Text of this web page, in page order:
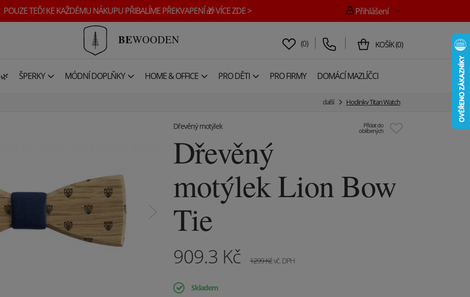
POUZE TEĎ! KE KAŽDÉMU NÁKUPU PŘIBALÍME PŘEKVAPENÍ 🎁 VÍCE ZDE > Přihlášení
BEWOODEN (0) KOŠÍK(0)
ŠPERKY MÓDNÍ DOPLŇKY HOME & OFFICE PRO DĚTI PRO FIRMY DOMÁCÍ MAZLÍČCI
další Hodinky Titan Watch
Přidat do
oblíbených
Dřevěný motýlek
Dřevěný
motýlek Lion Bow
Tie
909.3 Kč 1299Kčvč. DPH
Skladem